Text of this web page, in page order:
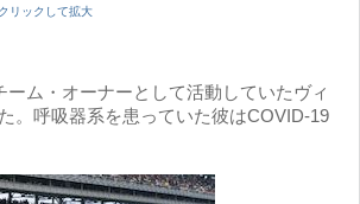
クリックして拡大
ム・オーナーとして活動していたヴィ
。呼吸器系を患っていた彼はCOVID-19